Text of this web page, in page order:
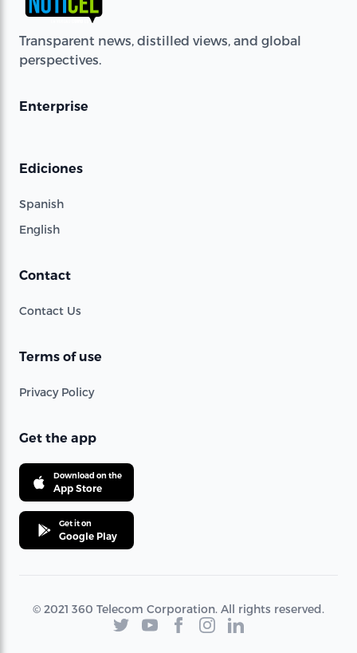
Transparent news, distilled views, and global
perspectives.
Enterprise
Ediciones
Spanish
English
Contact
Contact Us
Terms of use
Privacy Policy
Get the app
Download on the
App Store
Get it on
Google Play
© 2021 360 Telecom Corporation. All rights reserved.